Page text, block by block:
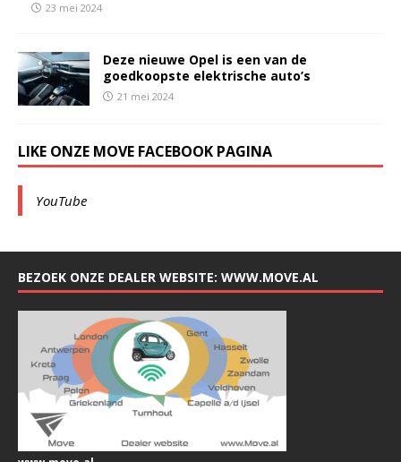
23 mei 2024
Deze nieuwe Opel is een van de
goedkoopste elektrische auto’s
21 mei 2024
LIKE ONZE MOVE FACEBOOK PAGINA
YouTube
BEZOEK ONZE DEALER WEBSITE: WWW.MOVE.AL